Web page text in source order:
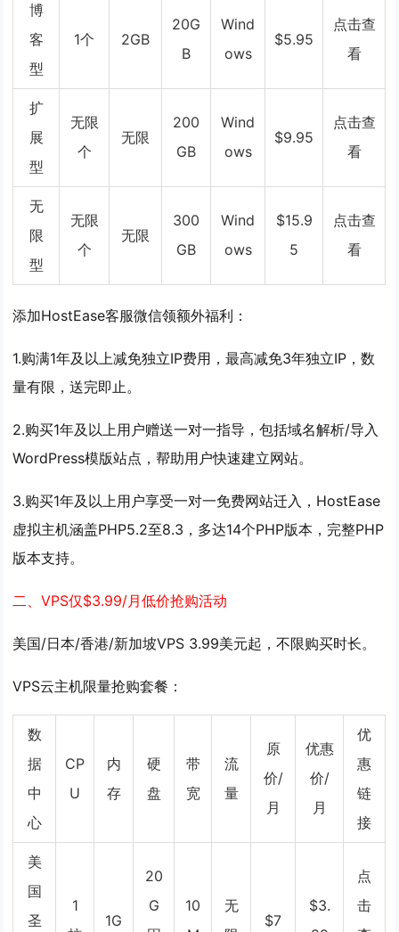
博
客
型
1个 2GB
20G
B
Wind
ows
$5.95
点击查
看
扩
展
型
无限
个
无限
200
GB
Wind
ows
$9.95
点击查
看
无
限
型
无限
个
无限
300
GB
Wind
ows
$15.9
5
点击查
看
添加HostEase客服微信领额外福利：
1.购满1年及以上减免独立IP费用，最高减免3年独立IP，数
量有限，送完即止。
2.购买1年及以上用户赠送一对一指导，包括域名解析/导入
WordPress模版站点，帮助用户快速建立网站。
3.购买1年及以上用户享受一对一免费网站迁入，HostEase
虚拟主机涵盖PHP5.2至8.3，多达14个PHP版本，完整PHP
版本支持。
二、VPS仅$3.99/月低价抢购活动
美国/日本/香港/新加坡VPS 3.99美元起，不限购买时长。
VPS云主机限量抢购套餐：
数
据
中
心
CP
U
内
存
硬
盘
带
宽
流
量
原
价/
月
优惠
价/
月
优
惠
链
接
美
国
圣
1
1G
20
G
10
无
$7
$3.
点
击